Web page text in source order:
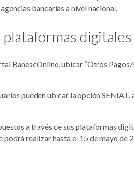
bancarias a nivel nacional.
plataformas digitales
BanescOnline, ubicar “Otros
pueden ubicar la opción
a través de sus plataformas
podrá realizar hasta el 15 de mayo de